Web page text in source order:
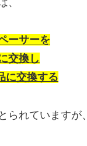
、
ーサーを
交換し
に交換する
られていますが、